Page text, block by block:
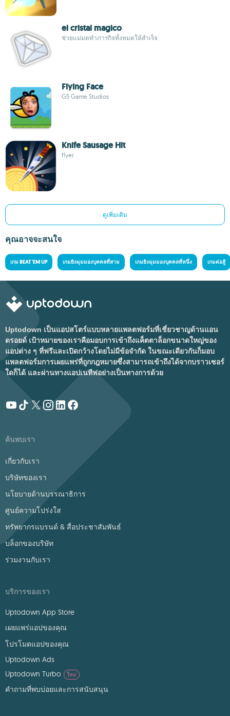
el cristal magico
ช่วยแม่มดทำภารกิจทั้งหมดให้สำเร็จ
Flying Face
G5 Game Studios
Knife Sausage Hit
flyer
ดูเพิ่มเติม
คุณอาจจะสนใจ
เกม BEAT 'EM UP เกมยิงมุมมองบุคคลที่สาม เกมยิงมุมมองบุคคลที่หนึ่ง เกมต่อสู้
Uptodown เป็นแอปสโตร์แบบหลายแพลตฟอร์มที่เชี่ยวชาญด้านแอน
ดรอยด์ เป้าหมายของเราคือมอบการเข้าถึงแค็ตตาล็อกขนาดใหญ่ของ
แอปต่าง ๆ ที่ฟรีและเปิดกว้างโดยไม่มีข้อจำกัด ในขณะเดียวกันก็มอบ
แพลตฟอร์มการเผยแพร่ที่ถูกกฎหมายซึ่งสามารถเข้าถึงได้จากบราวเซอร์
ใดก็ได้ และผ่านทางแอปเนทีฟอย่างเป็นทางการด้วย
ค้นพบเรา
เกี่ยวกับเรา
บริษัทของเรา
นโยบายด้านบรรณาธิการ
ศูนย์ความโปร่งใส
ทรัพยากรแบรนด์ & สื่อประชาสัมพันธ์
บล็อกของบริษัท
ร่วมงานกับเรา
บริการของเรา
Uptodown App Store
เผยแพร่แอปของคุณ
โปรโมตแอปของคุณ
Uptodown Ads
Uptodown Turbo
ใหม่
คำถามที่พบบ่อยและการสนับสนุน